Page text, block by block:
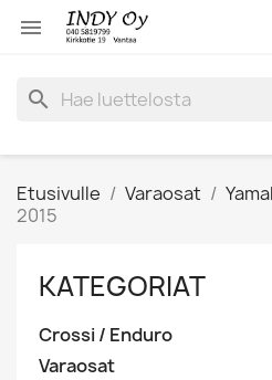

search
Etusivulle Varaosat
2015
KATEGORIAT
Crossi / Enduro
Varaosat